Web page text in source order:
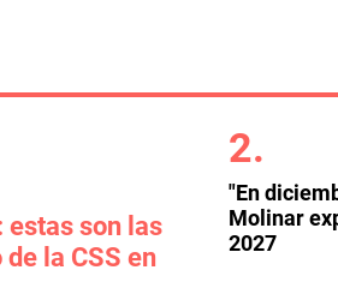
estas son las
la CSS en
"En
Molinar
2027